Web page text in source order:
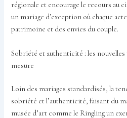
régionale et encourage le recours au
un mariage d’exception où chaque
patrimoine et des envies du couple.
Sobriété et authenticité : les
mesure
Loin des mariages standardisés, la
sobriété et l’authenticité, faisant du
musée d’art comme le Ringling un